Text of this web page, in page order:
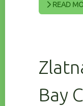
READ
Bay